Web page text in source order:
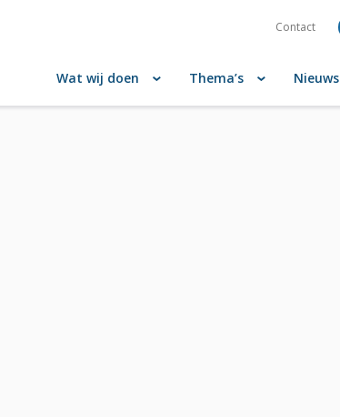
Contact
Wat wij doen Thema’s Nieuws